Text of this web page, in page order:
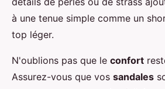
à une tenue simple comme un
top léger.
N'oublions pas que le confort
Assurez-vous que vos sandales